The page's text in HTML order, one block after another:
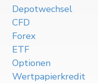
Depotwechsel
CFD
Forex
ETF
Optionen
Wertpapierkredit